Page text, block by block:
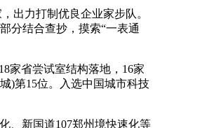
出力打制优良企业家步队。
分结合查抄，摸索“一表通
家省尝试室结构落地，16家
)第15位。入选中国城市科技
、新国道107郑州境快速化等